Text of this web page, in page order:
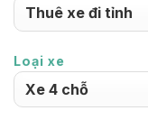
Loại xe